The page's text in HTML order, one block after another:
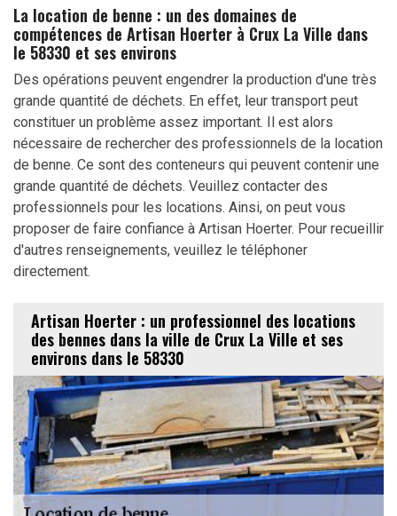
La location de benne : un des domaines de
compétences de Artisan Hoerter à Crux La Ville dans
le 58330 et ses environs
Des opérations peuvent engendrer la production d'une très
grande quantité de déchets. En effet, leur transport peut
constituer un problème assez important. Il est alors
nécessaire de rechercher des professionnels de la location
de benne. Ce sont des conteneurs qui peuvent contenir une
grande quantité de déchets. Veuillez contacter des
professionnels pour les locations. Ainsi, on peut vous
proposer de faire confiance à Artisan Hoerter. Pour recueillir
d'autres renseignements, veuillez le téléphoner
directement.
Artisan Hoerter : un professionnel des locations
des bennes dans la ville de Crux La Ville et ses
environs dans le 58330